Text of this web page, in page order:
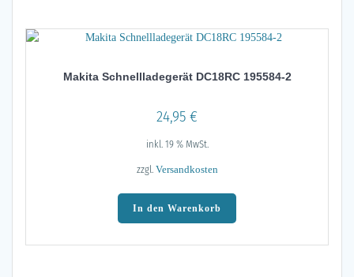
Makita Schnellladegerät DC18RC 195584-2
24,95 €
inkl. 19 % MwSt.
zzgl. Versandkosten
In den Warenkorb